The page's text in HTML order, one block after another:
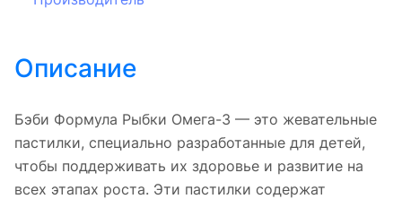
Описание
Бэби Формула Рыбки Омега-3 — это жевательные
пастилки, специально разработанные для детей,
чтобы поддерживать их здоровье и развитие на
всех этапах роста. Эти пастилки содержат